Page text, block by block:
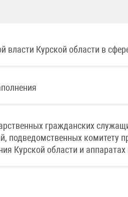
Курской области в
гражданских
комитету
Курской области и